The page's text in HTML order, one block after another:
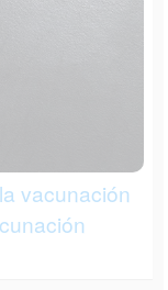
vacunación